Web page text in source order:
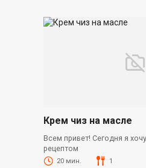
Крем чиз на масле
Всем привет! Сегодня я
рецептом
20 мин. 1